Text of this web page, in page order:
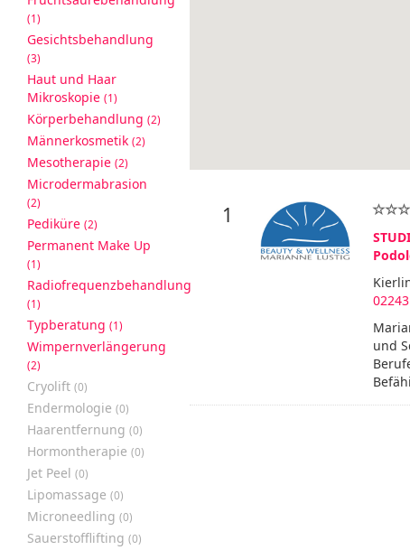
(1)
Gesichtsbehandlung
(3)
Haut und Haar
Mikroskopie (1)
Körperbehandlung (2)
Männerkosmetik (2)
Mesotherapie (2)
Microdermabrasion
(2)
Pediküre (2)
Permanent Make Up
(1)
Radiofrequenzbehandlung
(1)
Typberatung (1)
Wimpernverlängerung
(2)
Cryolift (0)
Endermologie (0)
Haarentfernung (0)
Hormontherapie (0)
Jet Peel (0)
Lipomassage (0)
Microneedling (0)
Sauerstofflifting (0)
1
und